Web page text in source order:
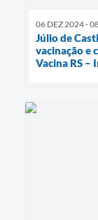
06 DEZ 2024 -
Júlio de
vacinação e
Vacina RS –